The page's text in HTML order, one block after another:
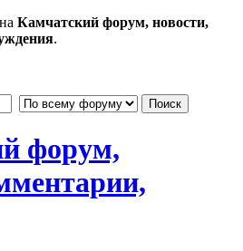
Камчатский форум, новости,
.